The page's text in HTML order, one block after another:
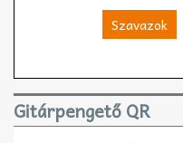
Szavazok
Gitárpengető QR